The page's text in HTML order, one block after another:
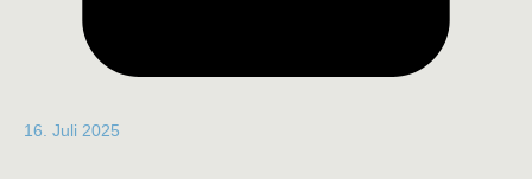
16. Juli 2025